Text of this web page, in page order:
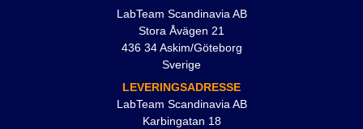
LabTeam Scandinavia AB
Stora Åvägen 21
436 34 Askim/Göteborg
Sverige
LEVERINGSADRESSE
LabTeam Scandinavia AB
Karbingatan 18